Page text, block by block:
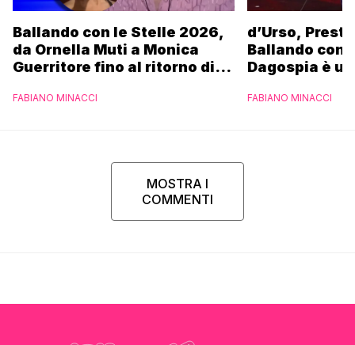
Ballando con le Stelle 2026,
da Ornella Muti a Monica
Guerritore fino al ritorno di
l’esclusiva di Gabriele
FABIANO MINACCI
d’Urso,
Ballando con
Dagospia è
FABIANO MINACCI
MOSTRA I
COMMENTI